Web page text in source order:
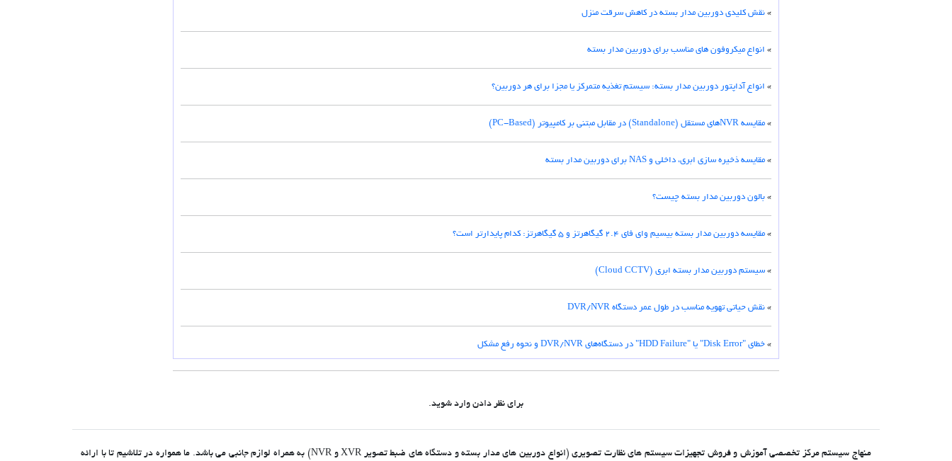
» نقش کلیدی دوربین مدار بسته در کاهش سرقت منزل
» انواع میکروفون های مناسب برای دوربین مدار بسته
» انواع آداپتور دوربین مدار بسته: سیستم تغذیه متمرکز یا مجزا برای هر دوربین؟
» مقایسه NVRهای مستقل (Standalone) در مقابل مبتنی بر کامپیوتر (PC-Based)
» مقایسه ذخیره سازی ابری، داخلی و NAS برای دوربین مدار بسته
» بالون دوربین مدار بسته چیست؟
» مقایسه دوربین مدار بسته بیسیم وای فای ۲.۴ گیگاهرتز و ۵ گیگاهرتز: کدام پایدارتر است؟
» سیستم دوربین مدار بسته ابری (Cloud CCTV)
» نقش حیاتی تهویه مناسب در طول عمر دستگاه DVR/NVR
» خطای "Disk Error" یا "HDD Failure" در دستگاه‌های DVR/NVR و نحوه رفع مشکل
برای نظر دادن وارد شوید.
منهاج سیستم مرکز تخصصی آموزش و فروش تجهیزات سیستم های نظارت تصویری (انواع دوربین های مدار بسته و دستگاه های ضبط تصویر XVR و NVR) به همراه لوازم جانبی می باشد. ما همواره در تلاشیم تا با ارائه